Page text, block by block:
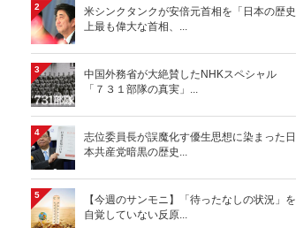
2
米シンクタンクが安倍元首相を「日本の歴史
上最も偉大な首相、...
3
中国外務省が大絶賛したNHKスペシャル
「７３１部隊の真実」...
4
志位委員長が誤魔化す優生思想に染まった日
本共産党暗黒の歴史...
5
【今週のサンモニ】「待ったなしの状況」を
自覚していない反原...